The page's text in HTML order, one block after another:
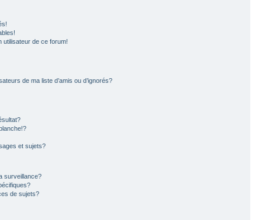
utilisateur de ce forum!
de ma liste d’amis ou d’ignorés?
et sujets?
surveillance?
de sujets?